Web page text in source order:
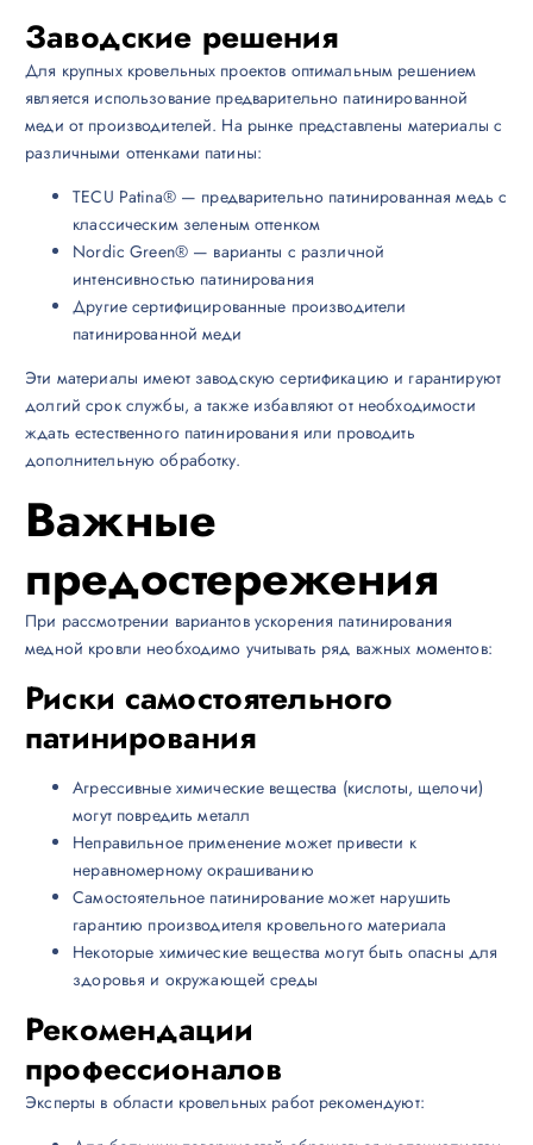
Заводские решения
Для крупных кровельных проектов оптимальным решением
является использование предварительно патинированной
меди от производителей. На рынке представлены материалы с
различными оттенками патины:
TECU Patina® — предварительно патинированная медь с
классическим зеленым оттенком
Nordic Green® — варианты с различной
интенсивностью патинирования
Другие сертифицированные производители
патинированной меди
Эти материалы имеют заводскую сертификацию и гарантируют
долгий срок службы, а также избавляют от необходимости
ждать естественного патинирования или проводить
дополнительную обработку.
Важные
предостережения
При рассмотрении вариантов ускорения патинирования
медной кровли необходимо учитывать ряд важных моментов:
Риски самостоятельного
патинирования
Агрессивные химические вещества (кислоты, щелочи)
могут повредить металл
Неправильное применение может привести к
неравномерному окрашиванию
Самостоятельное патинирование может нарушить
гарантию производителя кровельного материала
Некоторые химические вещества могут быть опасны для
здоровья и окружающей среды
Рекомендации
профессионалов
Эксперты в области кровельных работ рекомендуют: